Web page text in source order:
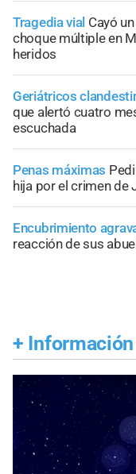
Tragedia vial Cayó
choque múltiple en
heridos
Geriátricos
que alertó cuatro
escuchada
Penas máximas
hija por el crimen de
Encubrimiento
reacción de sus
+ Información